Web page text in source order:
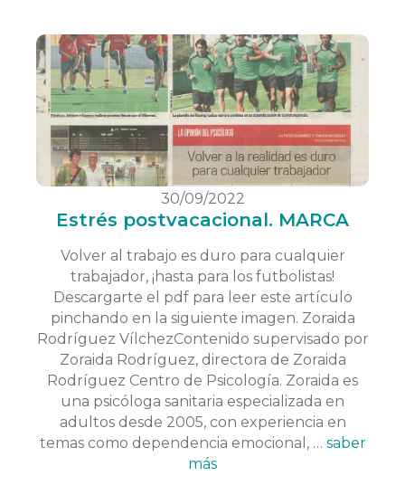
30/09/2022
Estrés postvacacional. MARCA
Volver al trabajo es duro para cualquier
trabajador, ¡hasta para los futbolistas!
Descargarte el pdf para leer este artículo
pinchando en la siguiente imagen. Zoraida
Rodríguez VílchezContenido supervisado por
Zoraida Rodríguez, directora de Zoraida
Rodríguez Centro de Psicología. Zoraida es
una psicóloga sanitaria especializada en
adultos desde 2005, con experiencia en
temas como dependencia emocional, … saber
más